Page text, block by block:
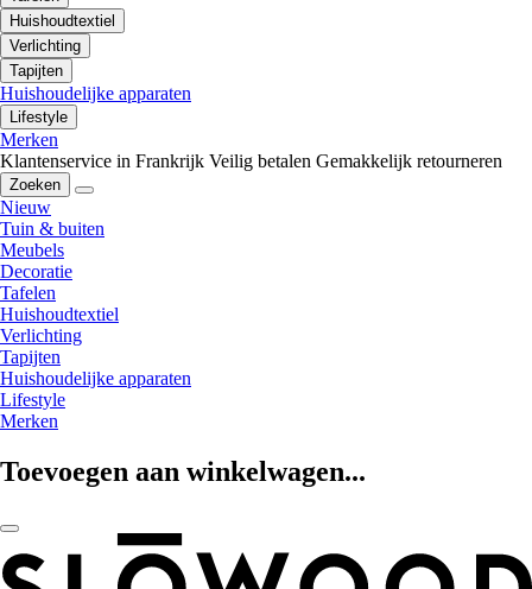
Huishoudtextiel
Verlichting
Tapijten
Huishoudelijke apparaten
Lifestyle
Merken
Klantenservice in Frankrijk Veilig betalen Gemakkelijk retourneren
Zoeken
Nieuw
Tuin & buiten
Meubels
Decoratie
Tafelen
Huishoudtextiel
Verlichting
Tapijten
Huishoudelijke apparaten
Lifestyle
Merken
Toevoegen aan winkelwagen...